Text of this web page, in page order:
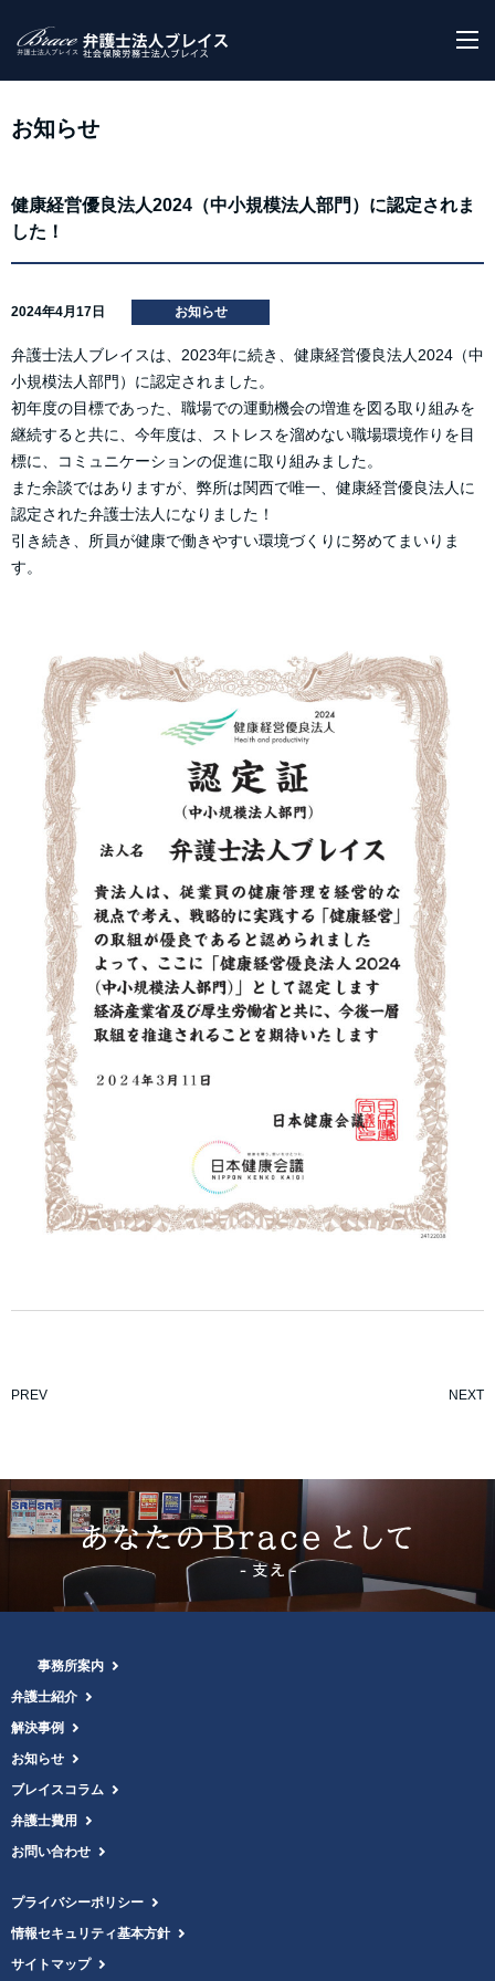
お知らせ
健康経営優良法人2024（中小規模法人部門）に認定されま
した！
2024年4月17日 お知らせ
弁護士法人ブレイスは、2023年に続き、健康経営優良法人2024（中
小規模法人部門）に認定されました。
初年度の目標であった、職場での運動機会の増進を図る取り組みを
継続すると共に、今年度は、ストレスを溜めない職場環境作りを目
標に、コミュニケーションの促進に取り組みました。
また余談ではありますが、弊所は関西で唯一、健康経営優良法人に
認定された弁護士法人になりました！
引き続き、所員が健康で働きやすい環境づくりに努めてまいりま
す。
PREV NEXT
事務所案内
弁護士紹介
解決事例
お知らせ
ブレイスコラム
弁護士費用
お問い合わせ
プライバシーポリシー
情報セキュリティ基本方針
サイトマップ